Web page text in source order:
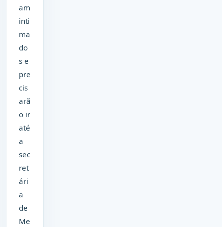
am
inti
ma
do
s e
pre
cis
arã
o ir
até
a
sec
ret
ári
a
de
Me